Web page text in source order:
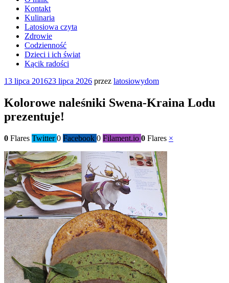
Kontakt
Kulinaria
Latosiowa czyta
Zdrowie
Codzienność
Dzieci i ich świat
Kącik radości
Opublikowane
13 lipca 201623 lipca 2026 przez latosiowydom
Kolorowe naleśniki Swena-Kraina Lodu
prezentuje!
0 Flares Twitter 0 Facebook 0 Filament.io 0 Flares ×